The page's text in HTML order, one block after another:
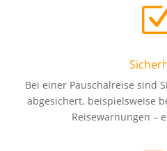
Bei einer Pauschalreise sind
abgesichert, beispielsweise
Reisewarnungen –